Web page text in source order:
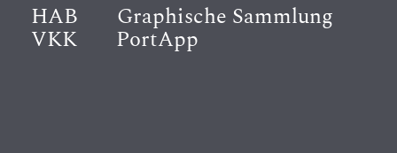
HAB Graphische Sammlung
VKK PortApp